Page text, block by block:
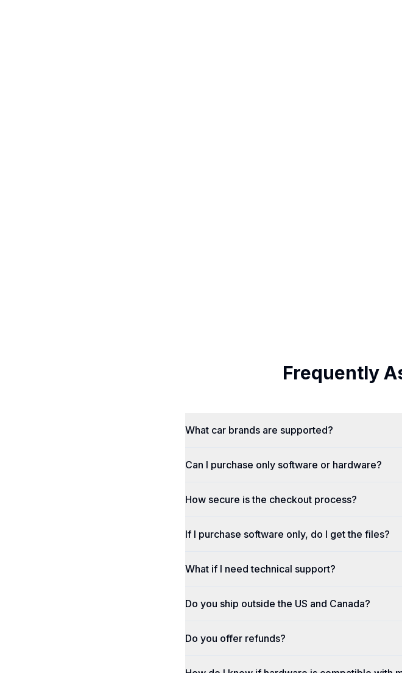
Frequently
What car brands are supported?
Can I purchase only software or hardware?
How secure is the checkout process?
If I purchase software only, do I get the files?
What if I need technical support?
Do you ship outside the US and Canada?
Do you offer refunds?